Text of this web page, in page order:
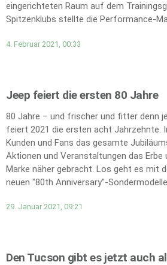
eingerichteten Raum auf dem
Spitzenklubs stellte die Performance-
4. Februar 2021, 00:33
Jeep feiert die ersten 80 Jahre
80 Jahre – und frischer und fitter denn
feiert 2021 die ersten acht Jahrzehnte.
Kunden und Fans das gesamte
Aktionen und Veranstaltungen das Erbe
Marke näher gebracht. Los geht es mit
neuen "80th Anniversary"-
29. Januar 2021, 09:21
Den Tucson gibt es jetzt auch